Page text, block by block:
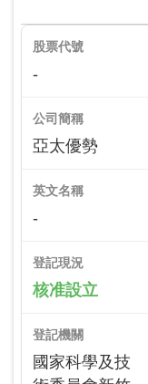
股票代號
-
公司簡稱
亞太優勢
英文名稱
-
登記現況
核准設立
登記機關
國家科學及技